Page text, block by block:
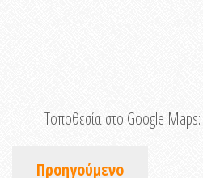
Τοποθεσία στο Google Maps:
Προηγούμενο